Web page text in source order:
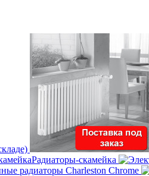
Радиаторы-скамейка
радиаторы Charleston Chrome